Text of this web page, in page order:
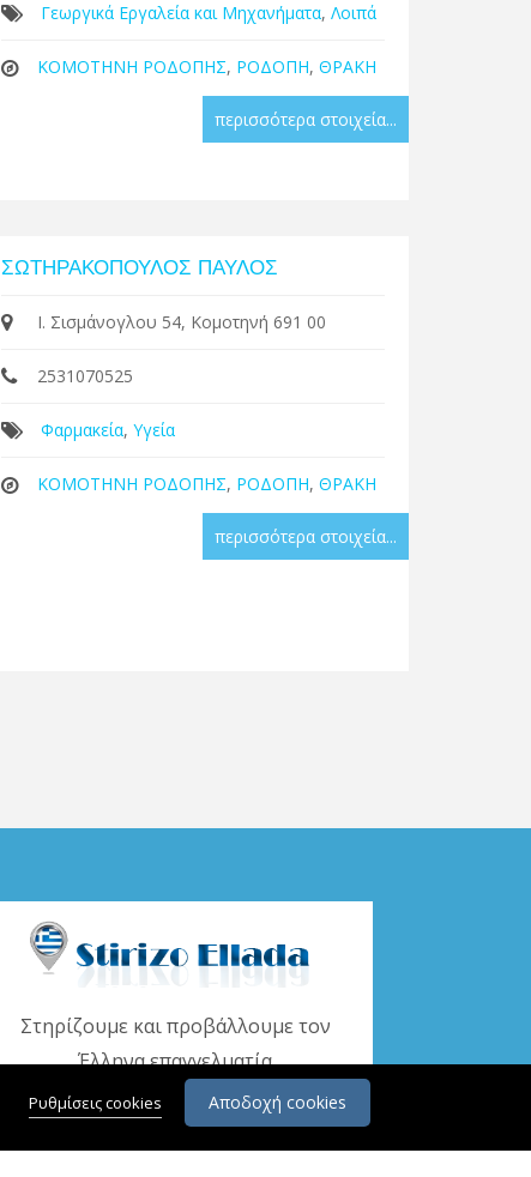
Γεωργικά Εργαλεία και Μηχανήματα, Λοιπά
ΚΟΜΟΤΗΝΗ ΡΟΔΟΠΗΣ, ΡΟΔΟΠΗ, ΘΡΑΚΗ
περισσότερα στοιχεία...
ΣΩΤΗΡΑΚΟΠΟΥΛΟΣ ΠΑΥΛΟΣ
Ι. Σισμάνογλου 54, Κομοτηνή 691 00
2531070525
Φαρμακεία, Υγεία
ΚΟΜΟΤΗΝΗ ΡΟΔΟΠΗΣ, ΡΟΔΟΠΗ, ΘΡΑΚΗ
περισσότερα στοιχεία...
Στηρίζουμε και προβάλλουμε τον
Έλληνα επαγγελματία
www.stirizoellada.gr
Ρυθμίσεις cookies Αποδοχή cookies